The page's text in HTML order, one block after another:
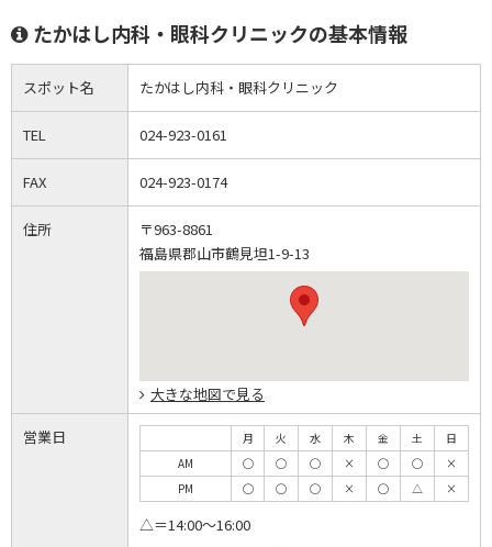
たかはし内科・眼科クリニックの基本情報
スポット名 たかはし内科・眼科クリニック
TEL 024-923-0161
FAX 024-923-0174
住所
〒963-8861
福島県郡山市鶴見坦1-9-13
大きな地図で見る
営業日 月 火 水 木 金 土
日
AM
◯ ◯ ◯ × ◯ ◯
×
PM
◯ ◯ ◯ × ◯ △ ×
△＝14:00～16:00